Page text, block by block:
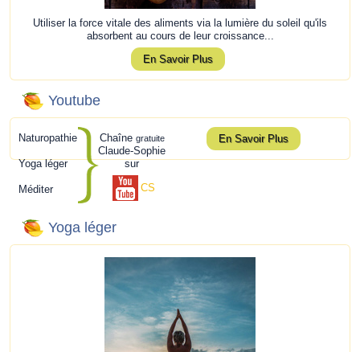
Utiliser la force vitale des aliments via la lumière du soleil qu'ils
absorbent au cours de leur croissance...
En Savoir Plus
Youtube
Naturopathie
Yoga léger
Méditer
Chaîne gratuite
Claude-Sophie
sur
CS
En Savoir Plus
Yoga léger